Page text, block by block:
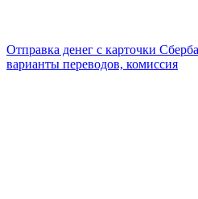
Отправка денег с карточки
варианты переводов, комиссия